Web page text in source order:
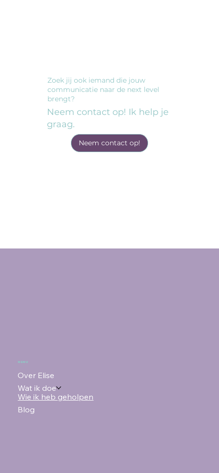
Zoek jij ook iemand die jouw
communicatie naar de next level
brengt?
Neem contact op! Ik help je
graag.
Neem contact op!
MENU
Over Elise
Wat ik doe
Wie ik heb geholpen
Blog